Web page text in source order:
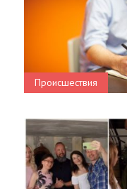
Происшествия